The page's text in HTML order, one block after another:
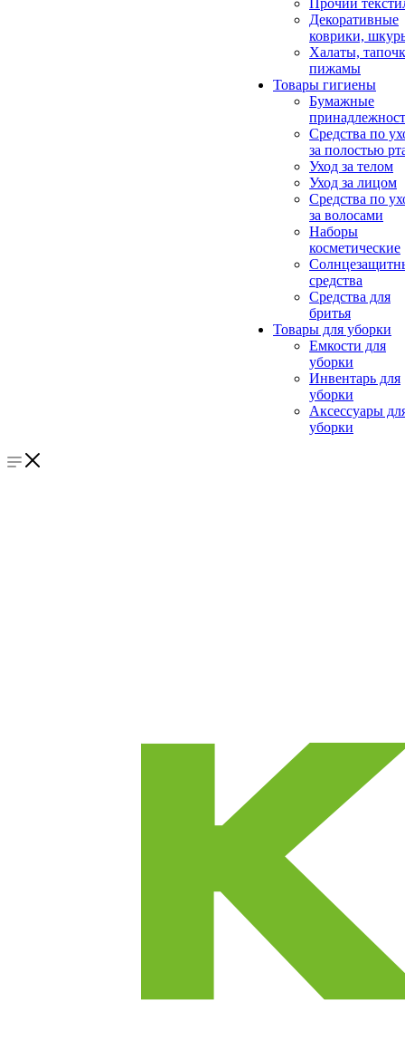
Прочий
Декоративные
коврики,
Халаты,
пижамы
Товары гигиены
Бумажные
Средства по
за полостью
Уход за телом
Уход за лицом
Средства по
за волосами
Наборы
косметические
средства
Средства для
бритья
Товары для уборки
Емкости для
уборки
Инвентарь для
уборки
Аксессуары
уборки